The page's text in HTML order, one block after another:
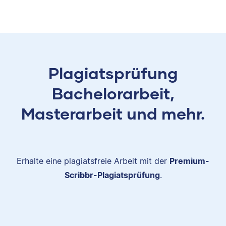
Plagiatsprüfung
Bachelorarbeit,
Masterarbeit und mehr.
Erhalte eine plagiatsfreie Arbeit mit der Premium-
Scribbr-Plagiatsprüfung.